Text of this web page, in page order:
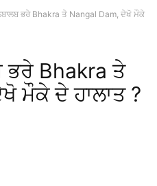
ਭਰੇ Bhakra ਤੇ Nangal Dam, ਦੇਖੋ ਮੌਕੇ
ਭਰੇ Bhakra ਤੇ
ਮੌਕੇ ਦੇ ਹਾਲਾਤ ?